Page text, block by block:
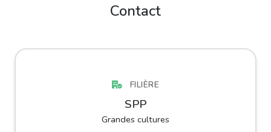
Contact
FILIÈRE
SPP
Grandes cultures